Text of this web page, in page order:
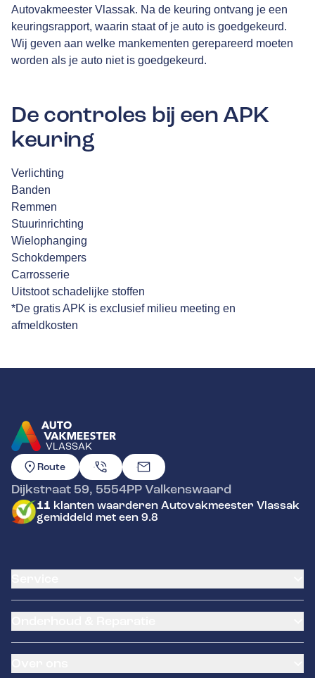
Autovakmeester Vlassak. Na de keuring ontvang je een
keuringsrapport, waarin staat of je auto is goedgekeurd.
Wij geven aan welke mankementen gerepareerd moeten
worden als je auto niet is goedgekeurd.
De controles bij een APK
keuring
Verlichting
Banden
Remmen
Stuurinrichting
Wielophanging
Schokdempers
Carrosserie
Uitstoot schadelijke stoffen
*De gratis APK is exclusief milieu meeting en
afmeldkosten
VLASSAK
GA NAAR DE HOMEPAGINA
Route
Dijkstraat 59, 5554PPValkenswaard
11 klanten waarderen Autovakmeester Vlassak
gemiddeld met een 9.8
Banden service
Remmen